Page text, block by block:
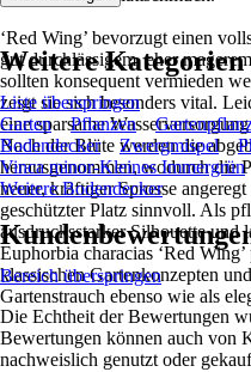
‘Red Wing’ bevorzugt einen
gut durchlässigem, eher
sollten konsequent vermieden
zeigt sie sich besonders vital.
eine sparsame
Nach der Blüte werden die
herausgenommen, wodurch die
neuer, kräftiger Sprosse
geschützter Platz sinnvoll. Als
ausdrucksstarker Silhouette und
Euphorbia characias ‘Red
klassischen Gartenkonzepten
Gartenstrauch ebenso wie als
Weitere Kategorien
Liste überspringen
Garten
Pflanzen
Bodendecker
Zwergmispel
Vinca minor-Kleines Immergrün
Weitere Bodendecker
Bereich überspringen
Die Echtheit der Bewertungen
Bewertungen können auch von
nachweislich genutzt oder